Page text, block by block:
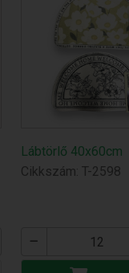
Lábtörlő 40x60cm
Cikkszám: T-2598